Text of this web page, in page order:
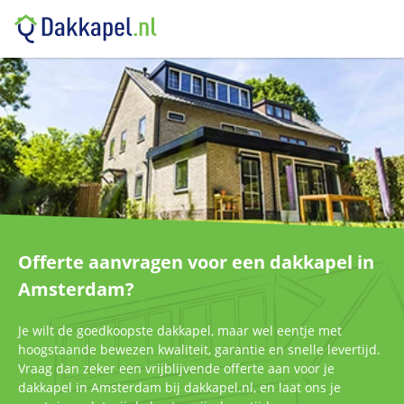
Offerte aanvragen voor een dakkapel in
Amsterdam?
Je wilt de goedkoopste dakkapel, maar wel eentje met
hoogstaande bewezen kwaliteit, garantie en snelle levertijd.
Vraag dan zeker een vrijblijvende offerte aan voor je
dakkapel in Amsterdam bij dakkapel.nl, en laat ons je